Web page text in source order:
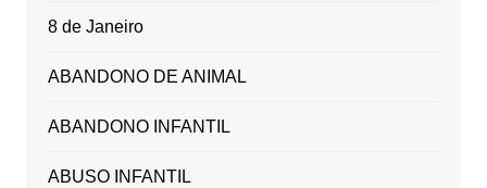
8 de Janeiro
ABANDONO DE ANIMAL
ABANDONO INFANTIL
ABUSO INFANTIL